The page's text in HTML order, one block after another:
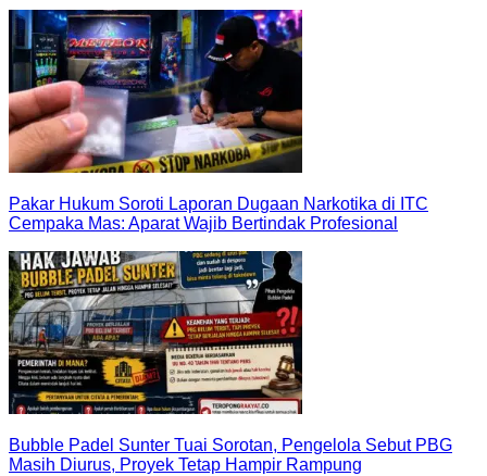
Pakar Hukum Soroti Laporan Dugaan Narkotika di ITC
Cempaka Mas: Aparat Wajib Bertindak Profesional
Bubble Padel Sunter Tuai Sorotan, Pengelola Sebut PBG
Masih Diurus, Proyek Tetap Hampir Rampung